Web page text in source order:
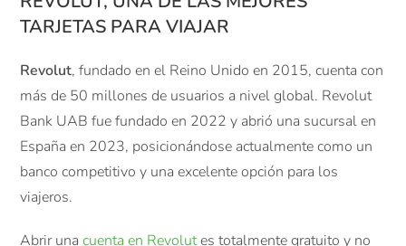
TARJETAS PARA VIAJAR
Revolut, fundado en el Reino Unido en 2015, cuenta con
más de 50 millones de usuarios a nivel global. Revolut
Bank UAB fue fundado en 2022 y abrió una sucursal en
España en 2023, posicionándose actualmente como un
banco competitivo y una excelente opción para los
viajeros.
Abrir unacuenta en Revolutes totalmente gratuito y no